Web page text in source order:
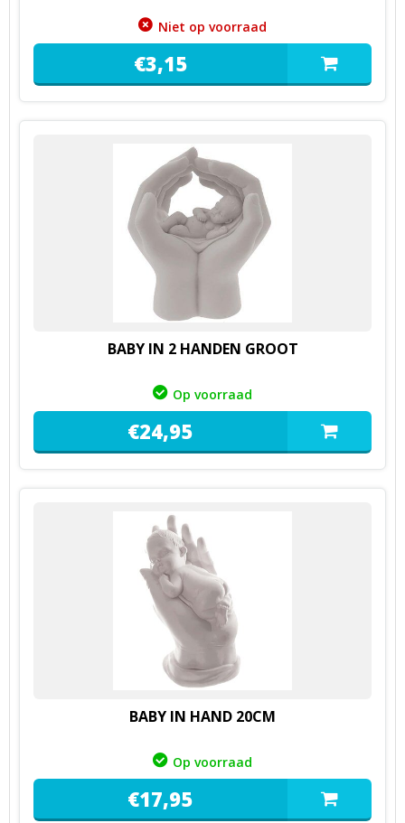
Niet op voorraad
€3,15
BABY IN 2 HANDEN GROOT
Op voorraad
€24,95
BABY IN HAND 20CM
Op voorraad
€17,95